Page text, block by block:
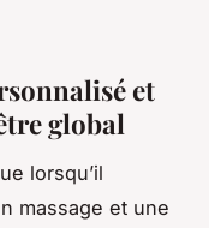
et
global
lorsqu’il
massage et une